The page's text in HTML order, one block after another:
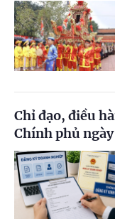
Chỉ đạo, điều
Chính phủ